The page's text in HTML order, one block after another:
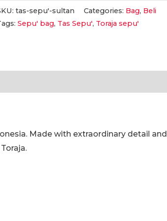
tas-sepu'-sultan Categories: Bag, Beli
Sepu' bag, Tas Sepu', Toraja sepu'
Made with extraordinary detail and